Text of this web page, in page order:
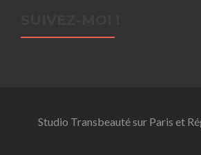
Studio Transbeauté sur Paris et